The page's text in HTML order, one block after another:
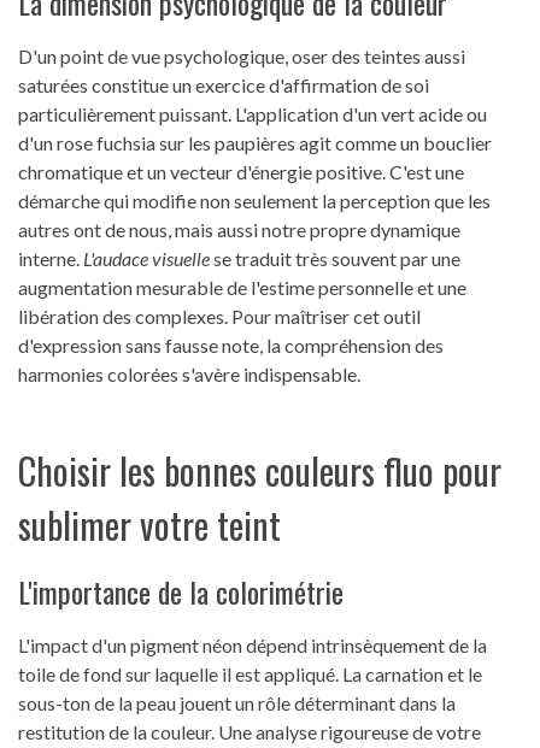
D'un point de vue psychologique, oser des teintes aussi
saturées constitue un exercice d'affirmation de soi
particulièrement puissant. L'application d'un vert acide ou
d'un rose fuchsia sur les paupières agit comme un bouclier
chromatique et un vecteur d'énergie positive. C'est une
démarche qui modifie non seulement la perception que les
autres ont de nous, mais aussi notre propre dynamique
interne. L'audace visuellese traduit très souvent par une
augmentation mesurable de l'estime personnelle et une
libération des complexes. Pour maîtriser cet outil
d'expression sans fausse note, la compréhension des
harmonies colorées s'avère indispensable.
Choisir les bonnes couleurs fluo pour
sublimer votre teint
L'importance de la colorimétrie
L'impact d'un pigment néon dépend intrinsèquement de la
toile de fond sur laquelle il est appliqué. La carnation et le
sous-ton de la peau jouent un rôle déterminant dans la
restitution de la couleur. Une analyse rigoureuse de votre